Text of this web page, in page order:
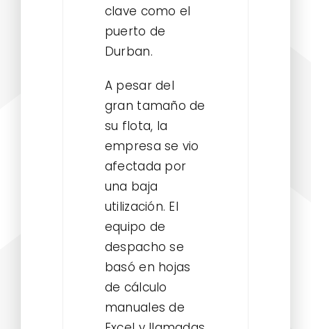
clave como el
puerto de
Durban.
A pesar del
gran tamaño de
su flota, la
empresa se vio
afectada por
una baja
utilización. El
equipo de
despacho se
basó en hojas
de cálculo
manuales de